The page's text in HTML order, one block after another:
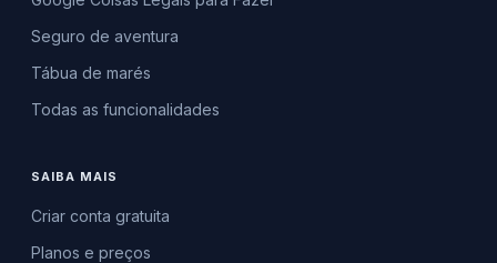
Seguro de aventura
Tábua de marés
Todas as funcionalidades
SAIBA MAIS
Criar conta gratuita
Planos e preços